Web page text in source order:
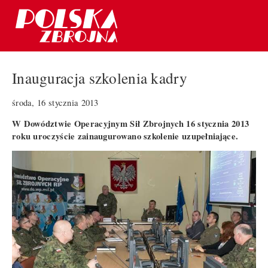
Inauguracja szkolenia kadry
środa, 16 stycznia 2013
W Dowództwie Operacyjnym Sił Zbrojnych 16 stycznia 2013
roku uroczyście zainaugurowano szkolenie uzupełniające.